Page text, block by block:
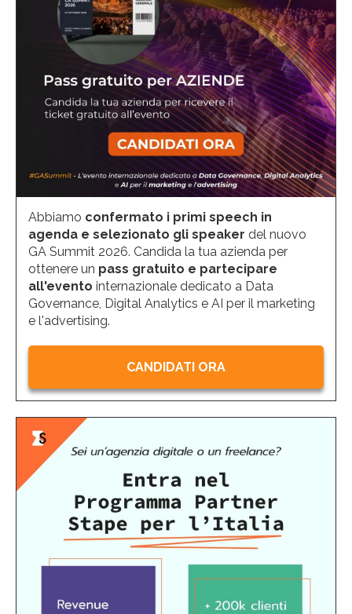
Abbiamo confermato i primi speech in
agenda e selezionato gli speaker del nuovo
GA Summit 2026. Candida la tua azienda per
ottenere un pass gratuito e partecipare
all'evento internazionale dedicato a Data
Governance, Digital Analytics e AI per il marketing
e l'advertising.
CANDIDATI ORA